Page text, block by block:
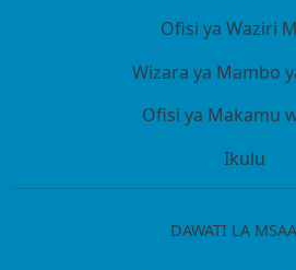
Ofisi ya Waziri
Wizara ya Mambo
Ofisi ya Makamu
Ikulu
DAWATI LA